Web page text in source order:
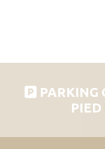
PARKING
PIED